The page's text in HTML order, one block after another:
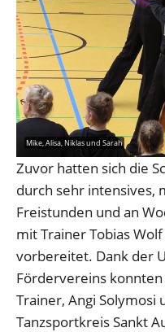
Mike, Alisa, Niklas und Sarah
Zuvor hatten sich die
durch sehr intensives,
Freistunden und an
mit Trainer Tobias
vorbereitet. Dank der
Fördervereins
Trainer, Angi Solymosi
Tanzsportkreis Sankt